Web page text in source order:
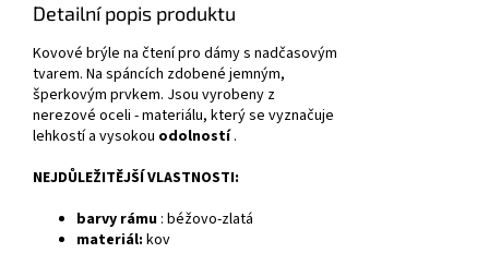
Detailní popis produktu
Kovové brýle na čtení pro dámy s nadčasovým
tvarem. Na spáncích zdobené jemným,
šperkovým prvkem. Jsou vyrobeny z
nerezové oceli - materiálu, který se vyznačuje
lehkostí a vysokou odolností.
NEJDŮLEŽITĚJŠÍ VLASTNOSTI:
barvy rámu : béžovo-zlatá
materiál: kov